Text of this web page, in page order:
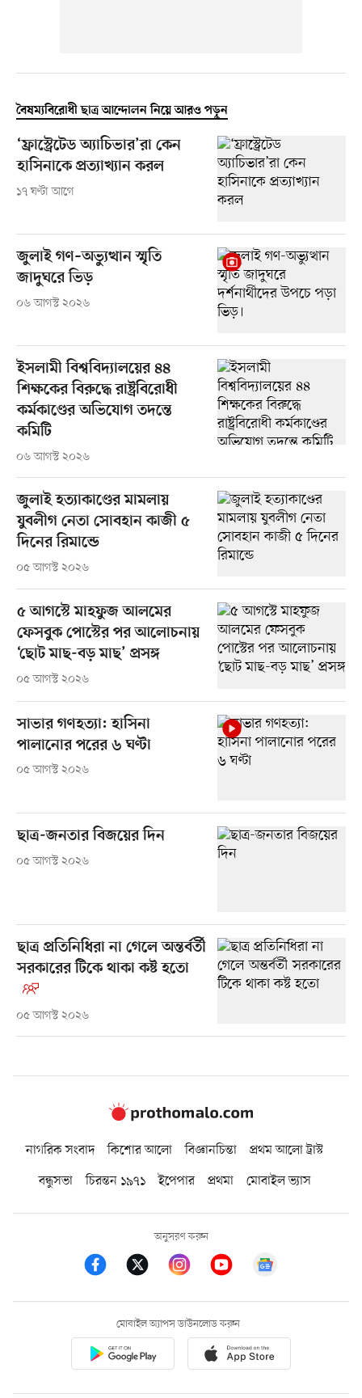
বৈষম্যবিরোধী ছাত্র আন্দোলন নিয়ে আরও পড়ুন
‘ফ্রাস্ট্রেটেড অ্যাচিভার’রা কেন
হাসিনাকে প্রত্যাখ্যান করল
১৭ ঘণ্টা আগে
জুলাই গণ–অভ্যুত্থান স্মৃতি
জাদুঘরে ভিড়
০৬ আগস্ট ২০২৬
ইসলামী বিশ্ববিদ্যালয়ের ৪৪
শিক্ষকের বিরুদ্ধে রাষ্ট্রবিরোধী
কর্মকাণ্ডের অভিযোগ তদন্তে
কমিটি
০৬ আগস্ট ২০২৬
জুলাই হত্যাকাণ্ডের মামলায়
যুবলীগ নেতা সোবহান কাজী ৫
দিনের রিমান্ডে
০৫ আগস্ট ২০২৬
৫ আগস্টে মাহফুজ আলমের
ফেসবুক পোস্টের পর আলোচনায়
‘ছোট মাছ-বড় মাছ’ প্রসঙ্গ
০৫ আগস্ট ২০২৬
সাভার গণহত্যা: হাসিনা
পালানোর পরের ৬ ঘণ্টা
০৫ আগস্ট ২০২৬
ছাত্র-জনতার বিজয়ের দিন
০৫ আগস্ট ২০২৬
ছাত্র প্রতিনিধিরা না গেলে অন্তর্বর্তী
সরকারের টিকে থাকা কষ্ট হতো
০৫ আগস্ট ২০২৬
নাগরিক সংবাদ কিশোর আলো বিজ্ঞানচিন্তা
প্রথম আলো ট্রাস্ট
বন্ধুসভা
চিরন্তন ১৯৭১ ইপেপার প্রথমা মোবাইল ভ্যাস
অনুসরণ করুন
মোবাইল অ্যাপস ডাউনলোড করুন